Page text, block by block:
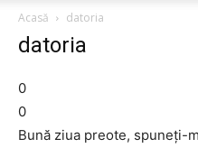
Acasă
datoria
datoria
0
0
Bună ziua preote, spuneți-